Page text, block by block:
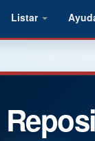
Listar